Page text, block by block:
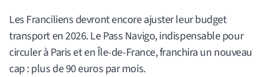
Les Franciliens devront encore ajuster leur budget
transport en 2026. Le Pass Navigo, indispensable pour
circuler à Paris et en Île-de-France, franchira un nouveau
cap : plus de 90 euros par mois.